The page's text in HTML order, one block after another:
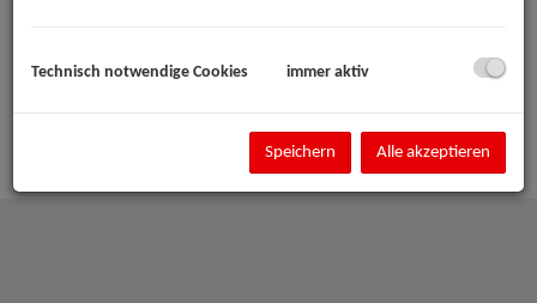
Technisch notwendige Cookies immer aktiv
Speichern Alle akzeptieren